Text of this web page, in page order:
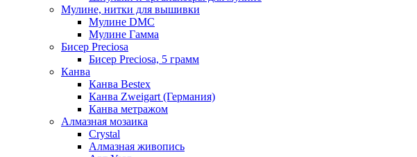
Мулине, нитки для вышивки
Мулине DMC
Мулине Гамма
Бисер Preciosa
Бисер Preciosa, 5 грамм
Канва
Канва Bestex
Канва Zweigart (Германия)
Канва метражом
Алмазная мозаика
Crystal
Алмазная живопись